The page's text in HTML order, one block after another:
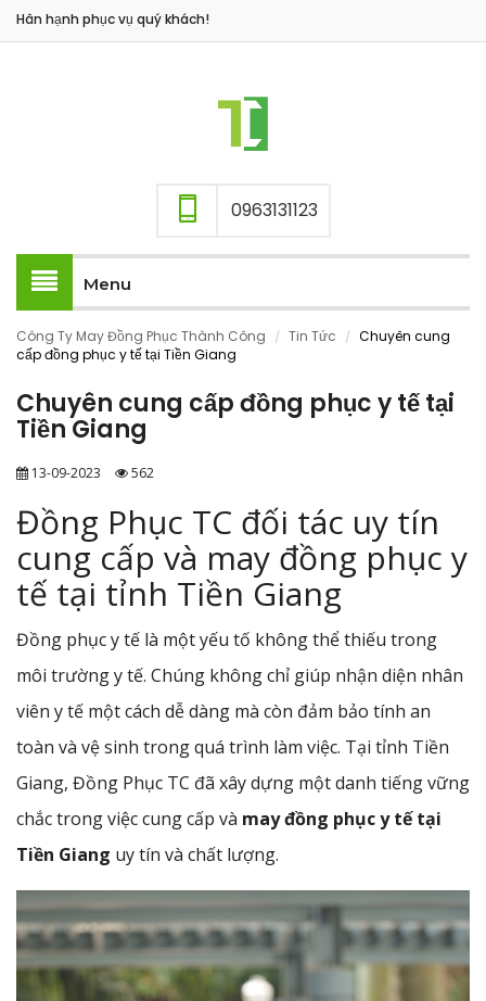
Hân hạnh phục vụ quý khách!
0963131123
Menu
Công Ty May Đồng Phục Thành Công / Tin Tức / Chuyên cung
cấp đồng phục y tế tại Tiền Giang
Chuyên cung cấp đồng phục y tế tại
Tiền Giang
13-09-2023 562
Đồng Phục TC đối tác uy tín
cung cấp và may đồng phục y
tế tại tỉnh Tiền Giang
Đồng phục y tế là một yếu tố không thể thiếu trong
môi trường y tế. Chúng không chỉ giúp nhận diện nhân
viên y tế một cách dễ dàng mà còn đảm bảo tính an
toàn và vệ sinh trong quá trình làm việc. Tại tỉnh Tiền
Giang, Đồng Phục TC đã xây dựng một danh tiếng vững
chắc trong việc cung cấp và may đồng phục y tế tại
Tiền Giang uy tín và chất lượng.